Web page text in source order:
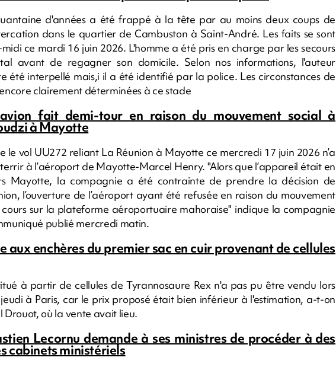
d'années a été frappé à la tête par au moins deux coups de
dans le quartier de Cambuston à Saint-André. Les faits se sont
ce mardi 16 juin 2026. L'homme a été pris en charge par les secours
avant de regagner son domicile. Selon nos informations, l'auteur
été interpellé mais,i il a été identifié par la police. Les circonstances de
clairement déterminées à ce stade
fait demi-tour en raison du mouvement social à
à Mayotte
le vol UU272 reliant La Réunion à Mayotte ce mercredi 17 juin 2026 n’a
à l’aéroport de Mayotte-Marcel Henry. "Alors que l’appareil était en
Mayotte, la compagnie a été contrainte de prendre la décision de
l’ouverture de l’aéroport ayant été refusée en raison du mouvement
sur la plateforme aéroportuaire mahoraise" indique la compagnie
publié mercredi matin.
aux enchères du premier sac en cuir provenant de cellules
à partir de cellules de Tyrannosaure Rex n'a pas pu être vendu lors
à Paris, car le prix proposé était bien inférieur à l'estimation, a-t-on
où la vente avait lieu.
Lecornu demande à ses ministres de procéder à des
cabinets ministériels